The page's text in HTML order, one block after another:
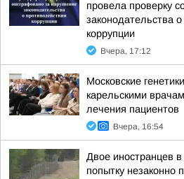
провела проверку
законодательства
коррупции
Вчера, 17:12
Московские
карельскими
лечения пациентов
Вчера, 16:54
Двое иностранцев
попытку незаконно